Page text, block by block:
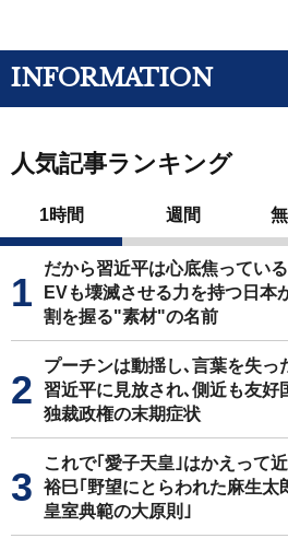
INFORMATION
人気記事ランキング
1時間 週間
だから習近平は心底焦ってい
EVも壊滅させる力を持つ日本
割を握る"素材"の名前
プーチンは動揺し､言葉を失
習近平に見放され､側近も友好
独裁政権の末期症状
これで｢愛子天皇｣はかえって
裕巳｢野望にとらわれた麻生太
皇室典範の大原則｣